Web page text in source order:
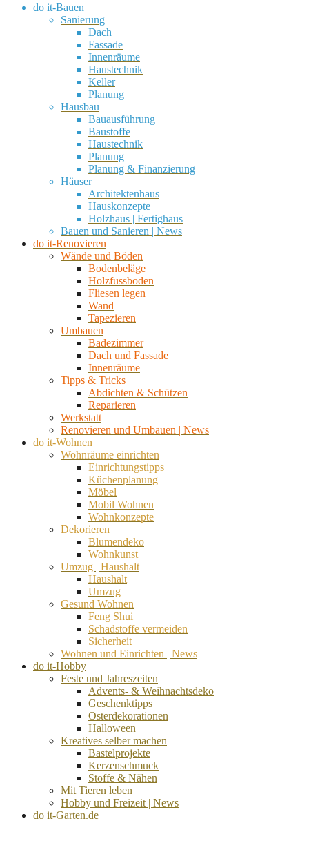
do it-Bauen
Sanierung
Dach
Fassade
Innenräume
Haustechnik
Keller
Planung
Hausbau
Bauausführung
Baustoffe
Haustechnik
Planung
Planung & Finanzierung
Häuser
Architektenhaus
Hauskonzepte
Holzhaus | Fertighaus
Bauen und Sanieren | News
do it-Renovieren
Wände und Böden
Bodenbeläge
Holzfussboden
Fliesen legen
Wand
Tapezieren
Umbauen
Badezimmer
Dach und Fassade
Innenräume
Tipps & Tricks
Abdichten & Schützen
Reparieren
Werkstatt
Renovieren und Umbauen | News
do it-Wohnen
Wohnräume einrichten
Einrichtungstipps
Küchenplanung
Möbel
Mobil Wohnen
Wohnkonzepte
Dekorieren
Blumendeko
Wohnkunst
Umzug | Haushalt
Haushalt
Umzug
Gesund Wohnen
Feng Shui
Schadstoffe vermeiden
Sicherheit
Wohnen und Einrichten | News
do it-Hobby
Feste und Jahreszeiten
Advents- & Weihnachtsdeko
Geschenktipps
Osterdekorationen
Halloween
Kreatives selber machen
Bastelprojekte
Kerzenschmuck
Stoffe & Nähen
Mit Tieren leben
Hobby und Freizeit | News
do it-Garten.de